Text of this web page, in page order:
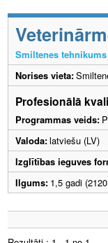
Smiltenes tehnikums
Norises vieta:
Profesionālā
Programmas veids:
Valoda:latviešu (LV)
Izglītības ieguves
Ilgums: 1,5 gadi